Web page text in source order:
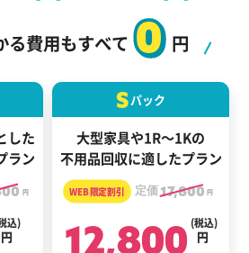
る費用もすべて
0
円
した
ラン
円
円
込)
Sパック
大型家具や1R～1Kの
不用品回収に適したプラン
定価17,800 円
12,800 円
(税込)